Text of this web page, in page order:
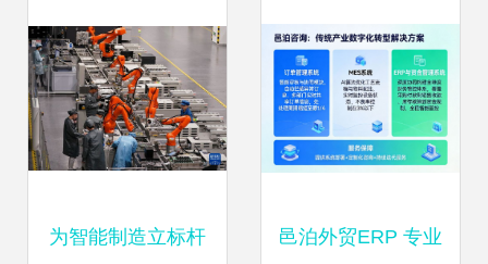
析
为智能制造立标杆 邑泊外贸ERP 专业